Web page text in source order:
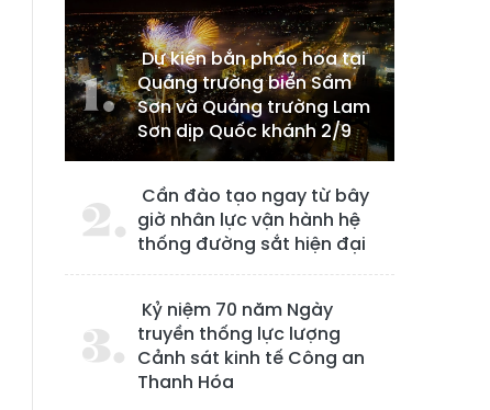
Dự kiến bắn pháo hoa tại
Quảng trường biển Sầm
Sơn và Quảng trường Lam
Sơn dịp Quốc khánh 2/9
Cần đào tạo ngay từ bây
giờ nhân lực vận hành hệ
thống đường sắt hiện đại
Kỷ niệm 70 năm Ngày
truyền thống lực lượng
Cảnh sát kinh tế Công an
Thanh Hóa